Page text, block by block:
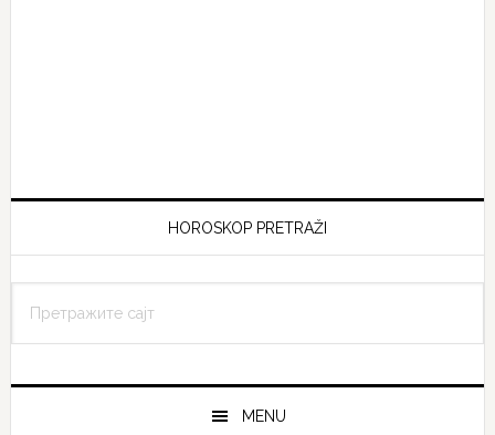
HOROSKOP PRETRAŽI
MENU